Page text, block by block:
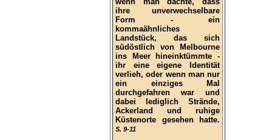
ihre unverwechselbare
Form - ein
kommaähnliches
Landstück, das sich
südöstlich von Melbourne
ins Meer hineinktümmte -
ihr eine eigene Identität
verlieh, oder wenn man nur
ein einziges Mal
durchgefahren war und
dabei lediglich Strände,
Ackerland und ruhige
Küstenorte gesehen hatte.
S. 9-11